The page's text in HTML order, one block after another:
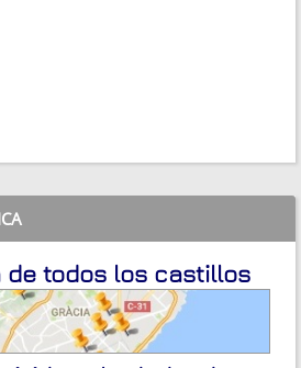
de todos los castillos